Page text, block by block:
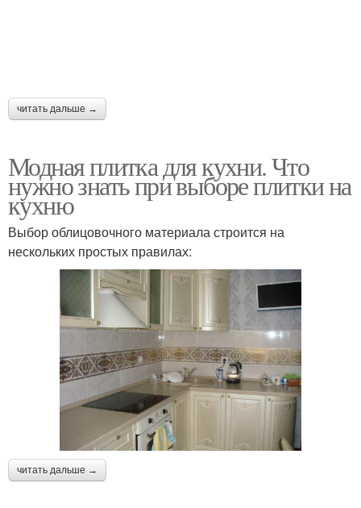
читать дальше →
Модная плитка для кухни. Что
нужно знать при выборе плитки на
кухню
Выбор облицовочного материала строится на
нескольких простых правилах:
читать дальше →